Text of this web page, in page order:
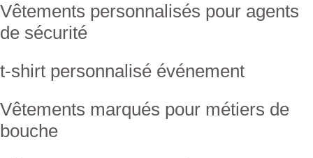
Vêtements personnalisés pour agents
de sécurité
t-shirt personnalisé événement
Vêtements marqués pour métiers de
bouche